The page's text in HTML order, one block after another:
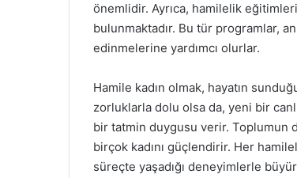
önemlidir. Ayrıca, hamilelik
bulunmaktadır. Bu tür programlar,
edinmelerine yardımcı olurlar.
Hamile kadın olmak, hayatın
zorluklarla dolu olsa da, yeni bir
bir tatmin duygusu verir. Toplumun
birçok kadını güçlendirir. Her
süreçte yaşadığı deneyimlerle